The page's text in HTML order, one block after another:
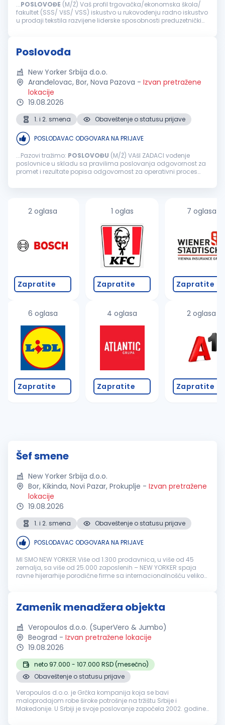
...POSLOVOĐE (M/Ž) Vaš profil trgovačka/ekonomska škola/
fakultet (SSS/ VšS/ VSS) iskustvo u rukovođenju radno iskustvo
u prodaji tekstila razvijene liderske sposobnosti preduzetnički
Poslovođa
New Yorker Srbija d.o.o.
Aranđelovac, Bor, Nova Pazova - Izvan pretražene
lokacije
19.08.2026
1. i 2. smena Obaveštenje o statusu prijave
POSLODAVAC ODGOVARA NA PRIJAVE
...Pazovi tražimo: POSLOVOĐU (M/Ž) VAšI ZADACI vođenje
poslovnice u skladu sa pravilima poslovanja odgovornost za
promet i rezultate popisa odgovornost za operativni proces
vođenje i motivacija tima...
2 oglasa
Zapratite
6 oglasa
Zapratite
1 oglas
Zapratite
4 oglasa
Zapratite
7 oglasa
Zapratite
2 oglasa
Zapratite
Šef smene
New Yorker Srbija d.o.o.
Bor, Kikinda, Novi Pazar, Prokuplje - Izvan pretražene
lokacije
19.08.2026
1. i 2. smena Obaveštenje o statusu prijave
POSLODAVAC ODGOVARA NA PRIJAVE
MI SMO NEW YORKER.Više od 1.300 prodavnica, u više od 45
zemalja, sa više od 25.000 zaposlenih – NEW YORKER spaja
ravne hijerarhije porodične firme sa internacionalnošću velikog
Zamenik menadžera objekta
Veropoulos d.o.o. (SuperVero & Jumbo)
Beograd - Izvan pretražene lokacije
19.08.2026
neto 97.000 - 107.000 RSD (mesečno)
Obaveštenje o statusu prijave
Veropoulos d.o.o. je Grčka kompanija koja se bavi
maloprodajom robe široke potrošnje na tržištu Srbije i
Makedonije. U Srbiji je svoje poslovanje započela 2002. godine